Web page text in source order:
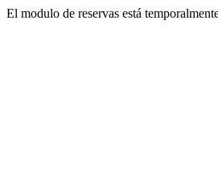
El modulo de reservas está